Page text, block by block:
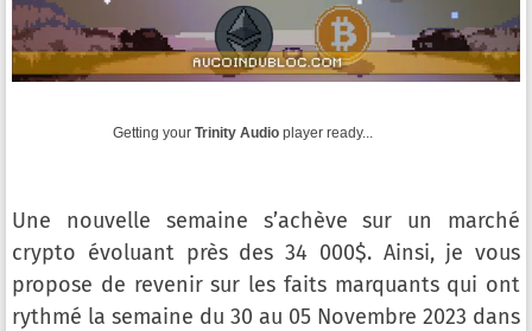
Getting your Trinity Audio player ready...
Une nouvelle semaine s’achève sur un marché
crypto évoluant près des 34 000$. Ainsi, je vous
propose de revenir sur les faits marquants qui ont
rythmé la semaine du 30 au 05 Novembre 2023 dans